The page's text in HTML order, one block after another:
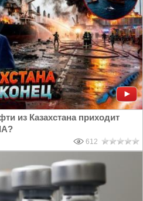
из Казахстана приходит
612